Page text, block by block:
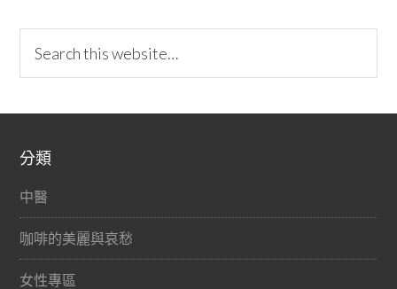
分類
中醫
咖啡的美麗與哀愁
女性專區